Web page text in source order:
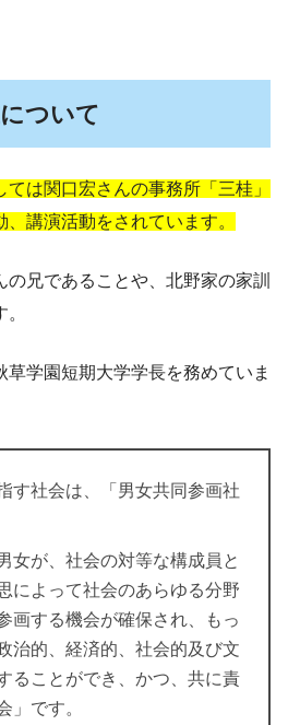
ついて
は関口宏さんの事務所「三桂」
講演活動をされています。
兄であることや、北野家の家訓
草学園短期大学学長を務めていま
す社会は、「男女共同参画社
女が、社会の対等な構成員と
によって社会のあらゆる分野
画する機会が確保され、もっ
治的、経済的、社会的及び文
ることができ、かつ、共に責
」です。